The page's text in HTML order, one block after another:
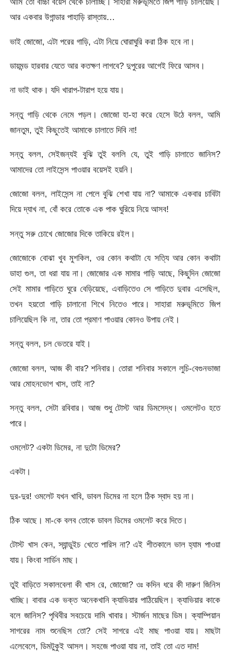
আর একবার উগান্ডার পাহাড়ি রাস্তায়…
ভাই জোজো, এটা পরের গাড়ি, এটা নিয়ে ঘোরাঘুরি করা ঠিক হবে না।
ডায়মন্ড হারবার যেতে আর কতক্ষণ লাগবে? দুপুরের আগেই ফিরে আসব।
না ভাই থাক। যদি খারাপ-টারাপ হয়ে যায়।
সন্তু গাড়ি থেকে নেমে পড়ল। জোজো হা-হা করে হেসে উঠে বলল, আমি
জানতুম, তুই কিছুতেই আমাকে চালাতে দিবি না!
সন্তু বলল, সেইজন্যই বুঝি তুই বললি যে, তুই গাড়ি চালাতে জানিস?
আমাদের তো লাইসেন্স পাওয়ার বয়েসই হয়নি।
জোজো বলল, লাইসেন্স না পেলে বুঝি শেখা যায় না? আমাকে একবার চাবিটা
দিয়ে দ্যাখ না, বোঁ করে তোকে এক পাক ঘুরিয়ে নিয়ে আসব!
সন্তু সরু চোখে জোজোর দিকে তাকিয়ে রইল।
জোজোকে বোঝা খুব মুশকিল, ওর কোন কথাটা যে সত্যি আর কোন কথাটা
ডাহা গুল, তা ধরা যায় না। জোজোর এক মামার গাড়ি আছে, কিছুদিন জোজো
সেই মামার গাড়িতে ঘুরে বেড়িয়েছে, এবাড়িতেও সে গাড়িতে দুবার এসেছিল,
তখন হয়তো গাড়ি চালানো শিখে নিতেও পারে। সাহারা মরুভূমিতে জিপ
চালিয়েছিল কি না, তার তো প্রমাণ পাওয়ার কোনও উপায় নেই।
সন্তু বলল, চল ভেতরে যাই।
জোজো বলল, আজ কী বার? শনিবার। তোরা শনিবার সকালে লুচি-বেগুনভাজা
আর মোহনভোগ খাস, তাই না?
সন্তু বলল, সেটা রবিবার। আজ শুধু টোস্ট আর ডিমসেদ্ধ। ওমলেটও হতে
পারে।
ওমলেট? একটা ডিমের, না দুটো ডিমের?
একটা।
দুর-দুর! ওমলেট যখন খাবি, ডাবল ডিমের না হলে ঠিক স্বাদ হয় না।
ঠিক আছে। মা-কে বলব তোকে ডাবল ডিমের ওমলেট করে দিতে।
টোস্ট খাস কেন, স্যান্ডুইচ খেতে পারিস না? এই শীতকালে ভাল হ্যাম পাওয়া
যায়। কিংবা সার্ডিন মাছ।
তুই বাড়িতে সকালবেলা কী খাস রে, জোজো? ওঃ কদিন ধরে কী দারুণ জিনিস
খাচ্ছি। বাবার এক ভক্ত অনেকখানি ক্যাভিয়ার পাঠিয়েছিল। ক্যাভিয়ার কাকে
বলে জানিস? পৃথিবীর সবচেয়ে দামি খাবার। স্টার্জন মাছের ডিম। ক্যাম্পিয়ান
সাগরের নাম শুনেছিস তো? সেই সাগরে এই মাছ পাওয়া যায়। মাছটা
এলেবেলে, ডিমটুকুই আসল। সহজে পাওয়া যায় না, তাই তো এত দাম!